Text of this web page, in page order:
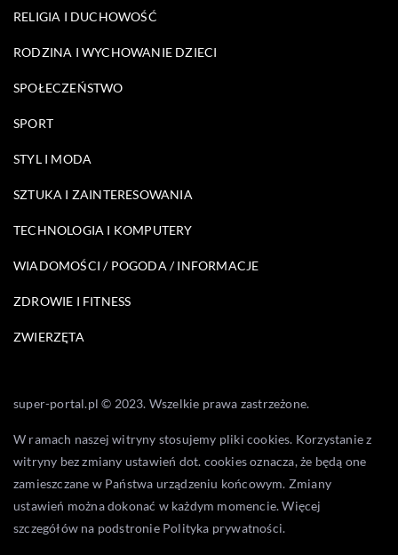
RELIGIA I DUCHOWOŚĆ
RODZINA I WYCHOWANIE DZIECI
SPOŁECZEŃSTWO
SPORT
STYL I MODA
SZTUKA I ZAINTERESOWANIA
TECHNOLOGIA I KOMPUTERY
WIADOMOŚCI / POGODA / INFORMACJE
ZDROWIE I FITNESS
ZWIERZĘTA
super-portal.pl © 2023. Wszelkie prawa zastrzeżone.
W ramach naszej witryny stosujemy pliki cookies. Korzystanie z
witryny bez zmiany ustawień dot. cookies oznacza, że będą one
zamieszczane w Państwa urządzeniu końcowym. Zmiany
ustawień można dokonać w każdym momencie. Więcej
szczegółów na podstronie Polityka prywatności.